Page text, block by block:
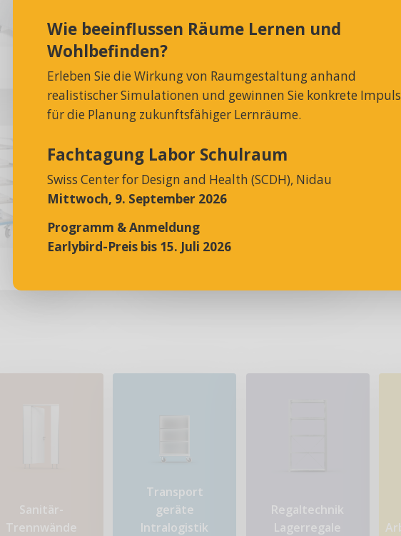
Rund 30 hochmotivierte
Mitarbeitende setzen ihre
herausragende Produkte
und Dienstleistungen um.
Gehören vielleicht auch
Schrankwagen
Sanitär-
Trennwände
Transport​
geräte
Intralogistik
Regaltechnik
Lagerregale
Wie beeinflussen Räume Lernen und
Wohlbefinden?
Erleben Sie die Wirkung von Raumgestaltung anhand
realistischer Simulationen und gewinnen Sie konkrete
für die Planung zukunftsfähiger Lernräume.
Fachtagung Labor Schulraum
Swiss Center for Design and Health (SCDH), Nidau
Mittwoch, 9. September 2026
Programm & Anmeldung
Earlybird-Preis bis 15. Juli 2026